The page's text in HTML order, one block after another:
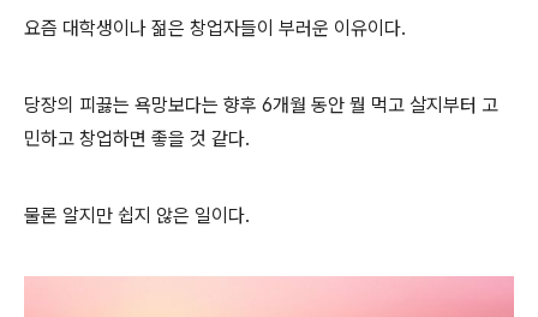
요즘 대학생이나 젊은 창업자들이 부러운 이유이다.
당장의 피끓는 욕망보다는 향후 6개월 동안 뭘 먹고 살지부터 고
민하고 창업하면 좋을 것 같다.
물론 알지만 쉽지 않은 일이다.